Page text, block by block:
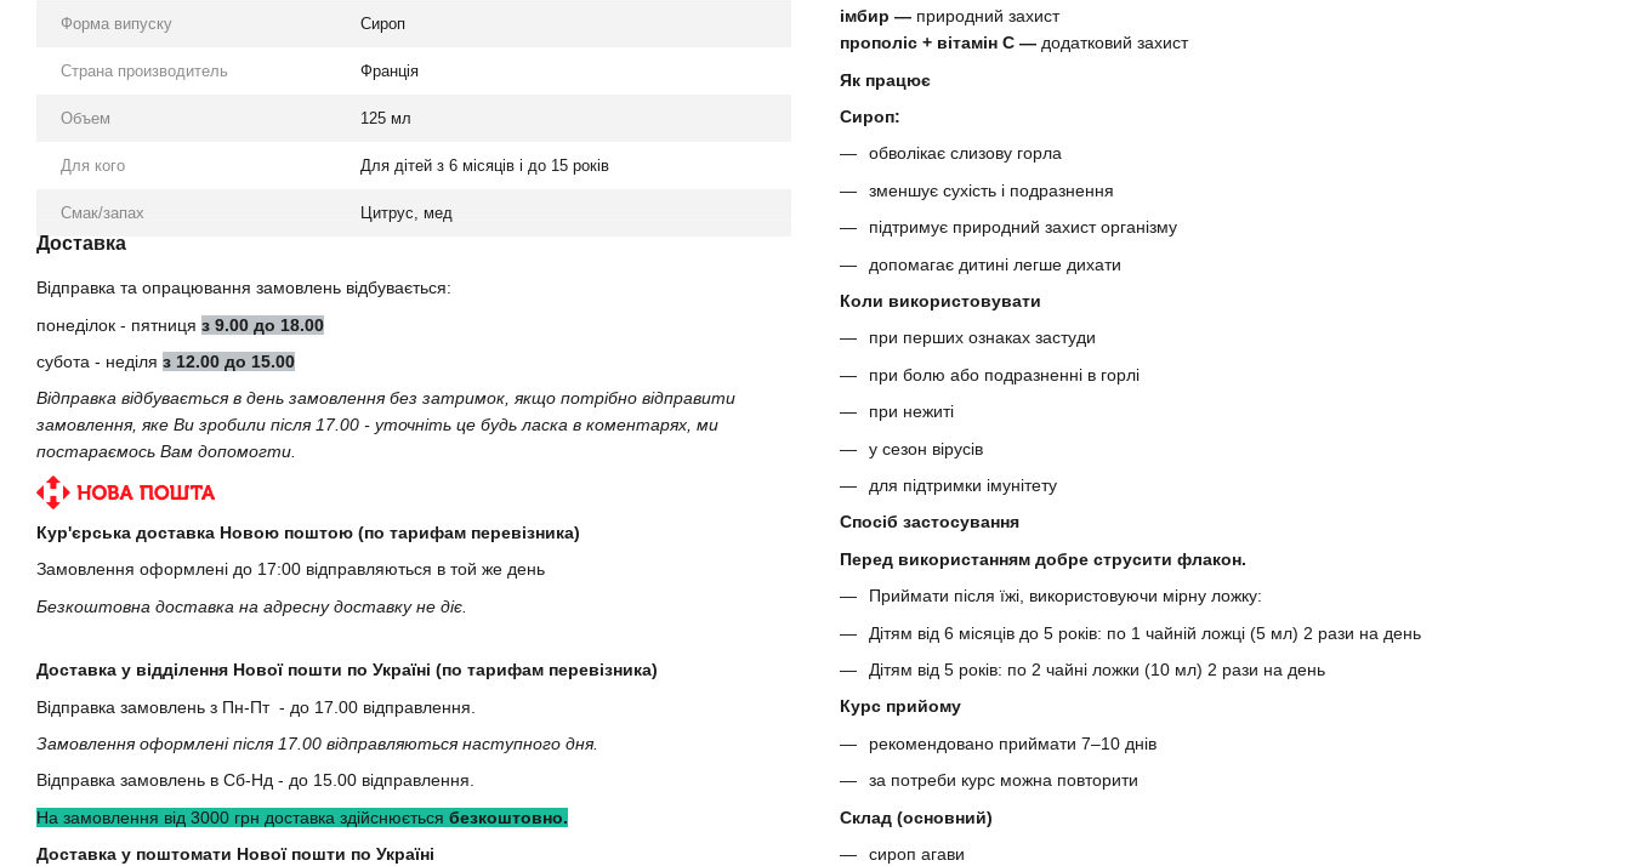
Форма випуску Сироп
Страна производитель Франція
Объем 125 мл
Для кого Для дітей з 6 місяців і до 15 років
Смак/запах Цитрус, мед
Доставка
Відправка та опрацювання замовлень відбувається:
понеділок - пятниця з 9.00 до 18.00
субота - неділя з 12.00 до 15.00
Відправка відбувається в день замовлення без затримок, якщо потрібно відправити
замовлення, яке Ви зробили після 17.00 - уточніть це будь ласка в коментарях, ми
постараємось Вам допомогти.
Кур'єрська доставка Новою поштою (по тарифам перевізника)
Замовлення оформлені до 17:00 відправляються в той же день
Безкоштовна доставка на адресну доставку не діє.
Доставка у відділення Нової пошти по Україні (по тарифам перевізника)
Відправка замовлень з Пн-Пт - до 17.00 відправлення.
Замовлення оформлені після 17.00 відправляються наступного дня.
Відправка замовлень в Сб-Нд - до 15.00 відправлення.
На замовлення від 3000 грн доставка здійснюється безкоштовно.
Доставка у поштомати Нової пошти по Україні
імбир — природний захист
прополіс + вітамін С — додатковий захист
Як працює
Сироп:
обволікає слизову горла
зменшує сухість і подразнення
підтримує природний захист організму
допомагає дитині легше дихати
Коли використовувати
при перших ознаках застуди
при болю або подразненні в горлі
при нежиті
у сезон вірусів
для підтримки імунітету
Спосіб застосування
Перед використанням добре струсити флакон.
Приймати після їжі, використовуючи мірну ложку:
Дітям від 6 місяців до 5 років: по 1 чайній ложці (5 мл) 2 рази на день
Дітям від 5 років: по 2 чайні ложки (10 мл) 2 рази на день
Курс прийому
рекомендовано приймати 7–10 днів
за потреби курс можна повторити
Склад (основний)
сироп агави